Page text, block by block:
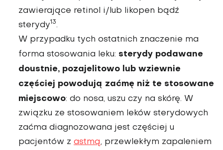
zawierające retinol i/lub likopen bądź
sterydy13.
W przypadku tych ostat­nich znaczenie ma
forma stosowania leku: sterydy podawane
doustnie, pozaje­litowo lub wziewnie
częściej powodują zaćmę niż te sto­sowane
miejscowo: do nosa, uszu czy na skórę. W
związku ze stosowaniem leków stery­dowych
zaćma diagnozowana jest częściej u
pacjentów z astmą, przewlekłym zapa­leniem